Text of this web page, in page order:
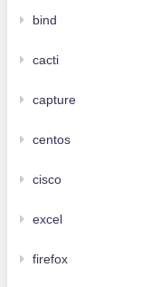
bind
cacti
capture
centos
cisco
excel
firefox